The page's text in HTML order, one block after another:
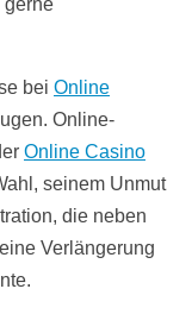
gerne
bei Online
Online-
Online Casino
seinem Unmut
die neben
Verlängerung